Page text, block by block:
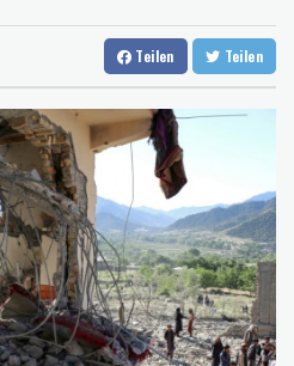
Wien
22 °C
mehr Flüssiggas aus Russland
drei Tote durch russische Angriffe
Sonntagsfahrverbot für Lkw - BDI
kündigt "unermüdlichen" Kampf
Sonn- und Feiertagsfahrverbot für
Teilen Teilen